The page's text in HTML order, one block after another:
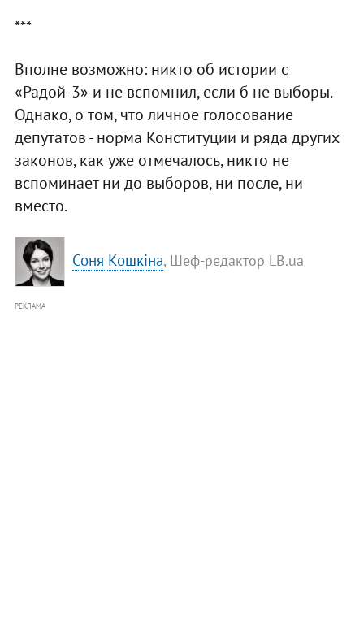
***
Вполне возможно: никто об истории с
«Радой-3» и не вспомнил, если б не выборы.
Однако, о том, что личное голосование
депутатов - норма Конституции и ряда других
законов, как уже отмечалось, никто не
вспоминает ни до выборов, ни после, ни
вместо.
Соня Кошкіна, Шеф-редактор LB.ua
РЕКЛАМА